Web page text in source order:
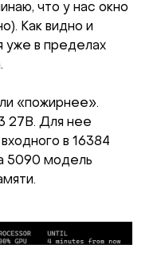
что у нас окно
Как видно и
уже в пределах
«пожирнее».
27B. Для нее
в 16384
5090 модель